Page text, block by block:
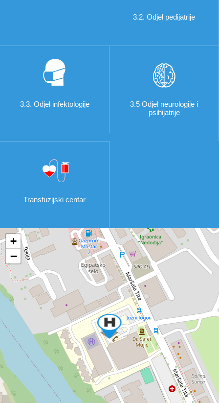
3.2. Odjel pedijatrije
3.3. Odjel infektologije
3.5 Odjel neurologije i
psihijatrije
Transfuzijski centar
+
−